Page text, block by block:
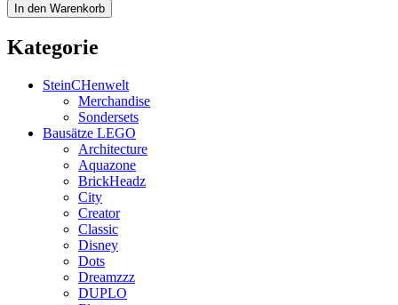
In den Warenkorb
Kategorie
SteinCHenwelt
Merchandise
Sondersets
Bausätze LEGO
Architecture
Aquazone
BrickHeadz
City
Creator
Classic
Disney
Dots
Dreamzzz
DUPLO